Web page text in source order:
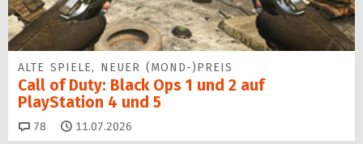
ALTE SPIELE, NEUER (MOND-)PREIS
Call of Duty: Black Ops 1 und 2 auf
PlayStation 4 und 5
78 Kommentare
11.07.2026